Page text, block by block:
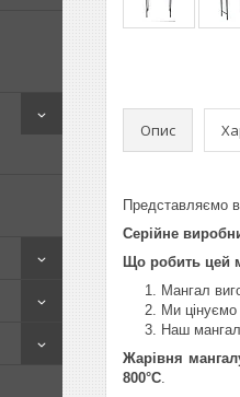
Опис
Представляємо
Серійне
Що робить цей
Мангал
Ми
Наш мангал
Жарівня
800°C.